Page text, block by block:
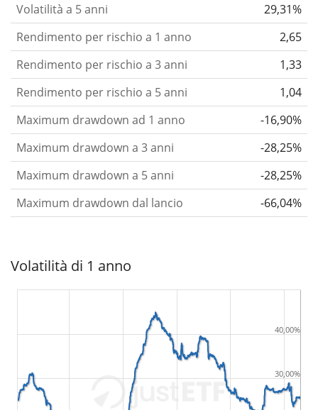
Volatilità a 5 anni
29,31%
Rendimento per rischio a 1 anno
2,65
Rendimento per rischio a 3 anni
1,33
Rendimento per rischio a 5 anni
1,04
Maximum drawdown ad 1 anno
-16,90%
Maximum drawdown a 3 anni
-28,25%
Maximum drawdown a 5 anni
-28,25%
Maximum drawdown dal lancio
-66,04%
Volatilità di 1 anno
30,00%
40,00%